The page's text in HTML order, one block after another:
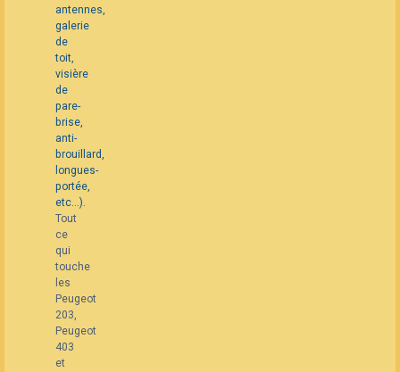
antennes,
galerie
de
toit,
visière
de
pare-
brise,
anti-
brouillard,
longues-
portée,
etc...).
Tout
ce
qui
touche
les
Peugeot
203,
Peugeot
403
et